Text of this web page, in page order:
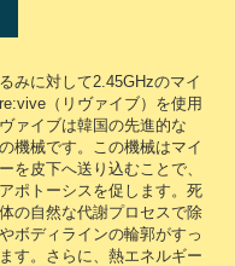
みに対して2.45GHzのマイ
（リヴァイブ）を使用
ァイブは韓国の先進的な
機械です。この機械はマイ
を皮下へ送り込むことで、
ポトーシスを促します。死
の自然な代謝プロセスで除
ボディラインの輪郭がすっ
す。さらに、熱エネルギー